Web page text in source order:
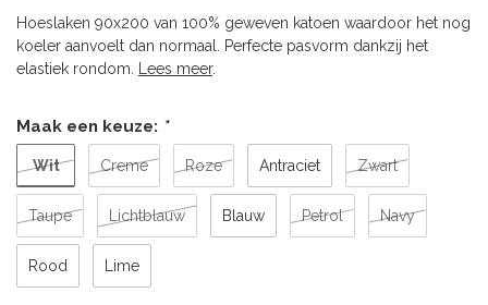
Hoeslaken 90x200 van 100% geweven katoen waardoor het nog
koeler aanvoelt dan normaal. Perfecte pasvorm dankzij het
elastiek rondom.
Lees meer.
Maak een keuze: *
Wit Creme Roze Antraciet Zwart
Taupe Lichtblauw Blauw Petrol Navy
Rood Lime